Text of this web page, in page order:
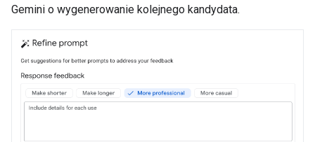
Gemini o wygenerowanie kolejnego kandydata.